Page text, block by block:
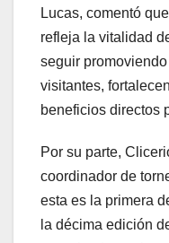
Lucas, comentó
refleja la vitalidad
seguir
visitantes,
beneficios directos
Por su parte,
coordinador de
esta es la primera
la décima edición